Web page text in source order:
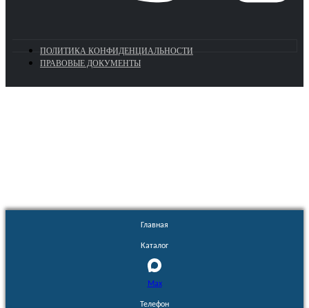
ПОЛИТИКА КОНФИДЕНЦИАЛЬНОСТИ
ПРАВОВЫЕ ДОКУМЕНТЫ
Главная
Каталог
Max
Телефон